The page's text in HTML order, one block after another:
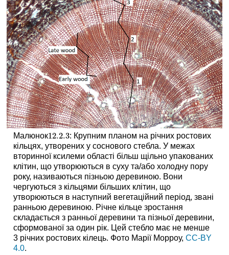
Малюнок12.2.3
12.2.3: Крупним планом на річних ростових
кільцях, утворених у соснового стебла. У межах
вторинної ксилеми області більш щільно упакованих
клітин, що утворюються в суху та/або холодну пору
року, називаються пізньою деревиною. Вони
чергуються з кільцями більших клітин, що
утворюються в наступний вегетаційний період, звані
ранньою деревиною. Річне кільце зростання
складається з ранньої деревини та пізньої деревини,
сформованої за один рік. Цей стебло має не менше
3 річних ростових кілець. Фото Марії Морроу, CC-BY
4.0.